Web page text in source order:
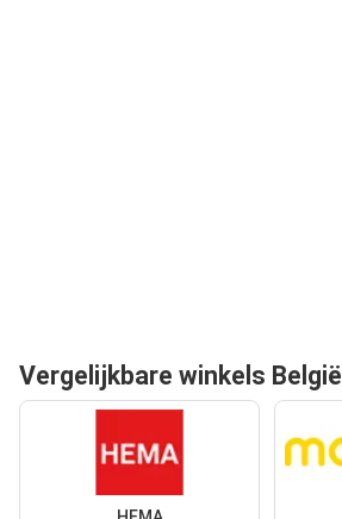
Vergelijkbare winkels België